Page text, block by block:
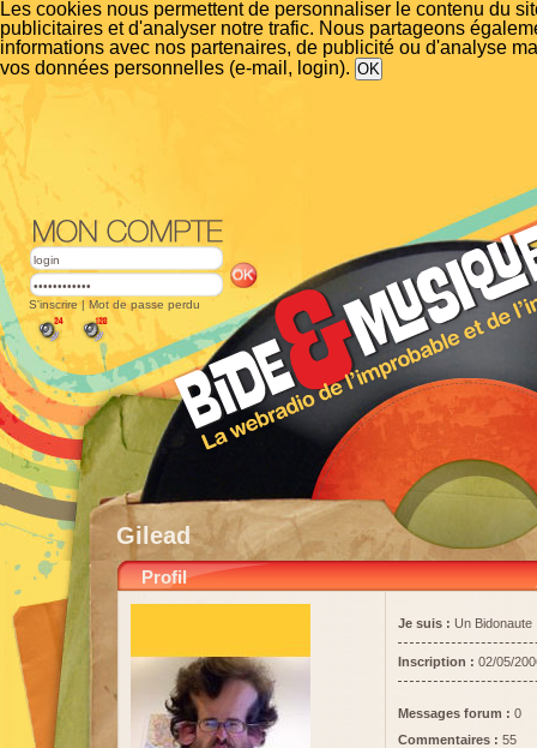
Les cookies nous permettent de personnaliser le contenu du
publicitaires et d'analyser notre trafic. Nous partageons
informations avec nos partenaires, de publicité ou d'analyse
vos données personnelles (e-mail, login).
S'inscrire | Mot de passe perdu
Gilead
Profil
Je suis : Un Bidonaute
Inscription : 02/05/
Messages forum : 0
Commentaires : 55